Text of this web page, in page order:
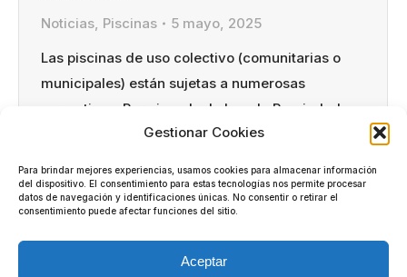
Gestionar Cookies
Para brindar mejores experiencias, usamos cookies para almacenar información
del dispositivo. El consentimiento para estas tecnologías nos permite procesar
datos de navegación y identificaciones únicas. No consentir o retirar el
consentimiento puede afectar funciones del sitio.
Aceptar
Noticias, Piscinas
5 mayo, 2025
Las piscinas de uso colectivo (comunitarias o
municipales) están sujetas a numerosas
normativas. Por ejemplo, la Ley de Propiedad
Horizontal (LPH) faculta a la comunidad de
17.7 LPH) que regulen el uso de la piscina. Estas
reglas, aprobadas por mayoría en junta, son de